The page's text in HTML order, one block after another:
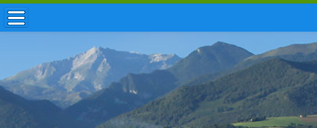
ACCUEIL / INFOS
MUNICIPALITÉ
VIE LOCALE